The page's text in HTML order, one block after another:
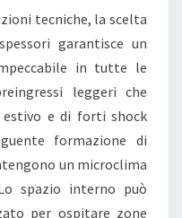
tecniche, la scelta
garantisce un
in tutte le
leggeri che
estivo e di forti shock
formazione di
un microclima
spazio interno può
per ospitare zone